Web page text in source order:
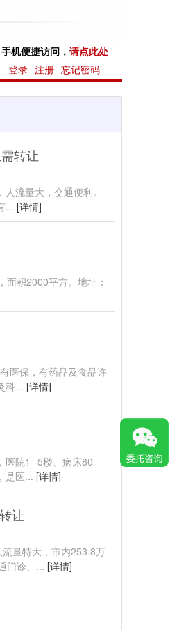
手机便捷访问， 请点此处
登录 注册 忘记密码
转让
流量大，交通便利。
... [详情]
面积2000平方。地址：
医保，有药品及食品许
科... [详情]
医院1--5楼、病床80
是医... [详情]
让
量特大，市内253.8万
诊、 ... [详情]